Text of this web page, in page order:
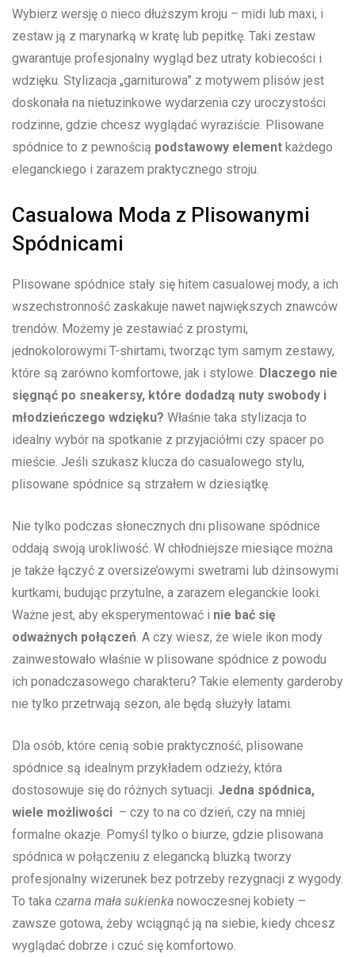
Wybierz wersję ‌o ⁣nieco dłuższym kroju – midi lub maxi, ⁢i⁤
zestaw ją ‍z marynarką w kratę lub pepitkę.⁢ Taki zestaw
gwarantuje profesjonalny ⁢wygląd bez ⁣utraty ‌kobiecości ⁣i
⁣wdzięku. Stylizacja „garniturowa”‍ z ‍motywem plisów jest
doskonała ‌na nietuzinkowe wydarzenia ‌czy uroczystości
rodzinne, gdzie chcesz wyglądać⁤ wyraziście. Plisowane
spódnice ‍to z pewnością​ podstawowy element każdego
eleganckiego i zarazem praktycznego stroju.
Casualowa ​Moda z Plisowanymi
Spódnicami
Plisowane spódnice stały się hitem casualowej mody, a ich
⁣wszechstronność​ zaskakuje nawet największych znawców
trendów. Możemy‌ je zestawiać⁤ z ‌prostymi,
⁣jednokolorowymi⁢ T-shirtami,‌ tworząc ⁤tym samym zestawy,​
które są zarówno komfortowe,⁣ jak i stylowe. Dlaczego ⁣nie
sięgnąć po ⁤sneakersy, które dodadzą⁤ nuty swobody i
⁢młodzieńczego wdzięku? Właśnie taka stylizacja‌ to​
idealny wybór na spotkanie z przyjaciółmi czy spacer po
mieście. Jeśli⁤ szukasz klucza do casualowego ‍stylu,
plisowane spódnice ⁣są strzałem w dziesiątkę.
Nie tylko podczas słonecznych dni plisowane spódnice⁤
oddają⁣ swoją⁤ urokliwość.‌ W‍ chłodniejsze‍ miesiące ​można
je⁤ także​ łączyć z oversize’owymi swetrami lub dżinsowymi
kurtkami, ‍budując przytulne, a zarazem ​eleganckie looki.
Ważne jest, aby eksperymentować i nie bać się
odważnych⁢ połączeń. A‍ czy ​wiesz, że wiele ⁤ikon mody
⁤zainwestowało właśnie w plisowane spódnice z powodu
ich ponadczasowego⁢ charakteru? ‍Takie elementy ‍garderoby
nie tylko przetrwają‌ sezon, ale ⁤będą służyły ‍latami.
Dla⁢ osób, które cenią sobie praktyczność, plisowane
spódnice⁣ są idealnym przykładem odzieży, która
dostosowuje się ⁢do ‍różnych sytuacji.‌ Jedna⁣ spódnica,
wiele możliwości ‍ – czy to na⁤ co dzień, czy⁣ na mniej
formalne okazje.‌ Pomyśl tylko o⁣ biurze, gdzie plisowana‌
spódnica w połączeniu z elegancką ⁣bluzką tworzy
profesjonalny ⁢wizerunek bez potrzeby rezygnacji ​z wygody.
To taka czarna mała sukienka nowoczesnej kobiety –​
zawsze⁤ gotowa, żeby wciągnąć ją na siebie, ⁢kiedy chcesz
wyglądać dobrze i czuć​ się komfortowo.